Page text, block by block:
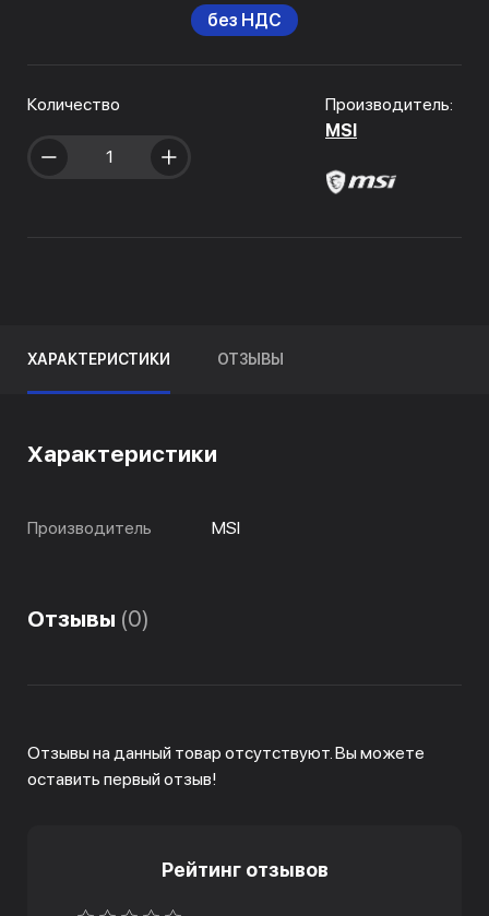
без НДС
Количество
Производитель:
MSI
ХАРАКТЕРИСТИКИ ОТЗЫВЫ
Характеристики
Производитель MSI
Отзывы (0)
Отзывы на данный товар отсутствуют. Вы можете
оставить первый отзыв!
Рейтинг отзывов